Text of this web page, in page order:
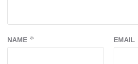
NAME * EMAIL